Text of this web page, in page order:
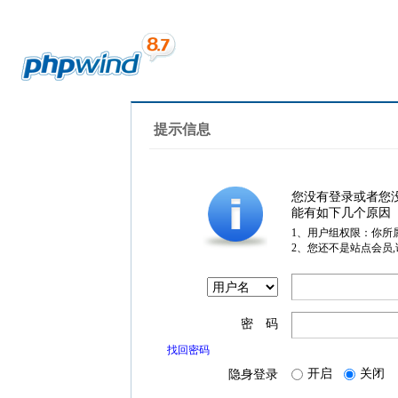
提示信息
您没有登录或者您
能有如下几个原因
1、用户组权限：你所
2、您还不是站点会员
密 码
找回密码
隐身登录 开启 关闭